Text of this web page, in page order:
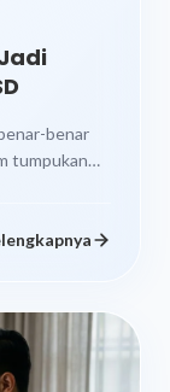
benar
tumpukan